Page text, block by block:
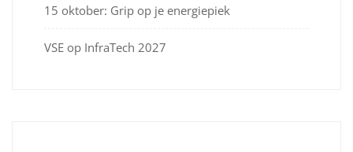
15 oktober: Grip op je energiepiek
VSE op InfraTech 2027